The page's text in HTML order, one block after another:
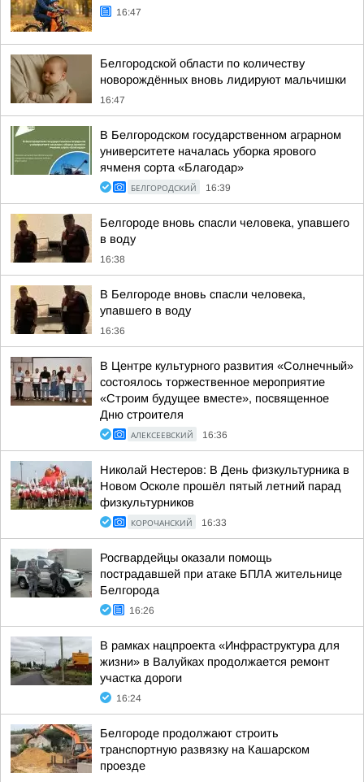
16:47
Белгородской области по количеству
новорождённых вновь лидируют мальчишки
16:47
В Белгородском государственном аграрном
университете началась уборка ярового
ячменя сорта «Благодар»
БЕЛГОРОДСКИЙ 16:39
Белгороде вновь спасли человека, упавшего
в воду
16:38
В Белгороде вновь спасли человека,
упавшего в воду
16:36
В Центре культурного развития «Солнечный»
состоялось торжественное мероприятие
«Строим будущее вместе», посвященное
Дню строителя
АЛЕКСЕЕВСКИЙ 16:36
Николай Нестеров: В День физкультурника в
Новом Осколе прошёл пятый летний парад
физкультурников
КОРОЧАНСКИЙ 16:33
Росгвардейцы оказали помощь
пострадавшей при атаке БПЛА жительнице
Белгорода
16:26
В рамках нацпроекта «Инфраструктура для
жизни» в Валуйках продолжается ремонт
участка дороги
16:24
Белгороде продолжают строить
транспортную развязку на Кашарском
проезде